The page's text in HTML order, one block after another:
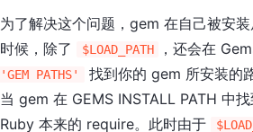
为了解决这个问题，gem 在自己被安
时候，除了
$LOAD_PATH ，还会在
'GEM PATHS'
找到你的 gem 所安装的
当 gem 在 GEMS INSTALL PATH 中
Ruby 本来的 require。此时由于